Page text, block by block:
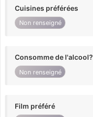
Cuisines préférées
Non renseigné
Consomme de l'alcool?
Non renseigné
Film préféré